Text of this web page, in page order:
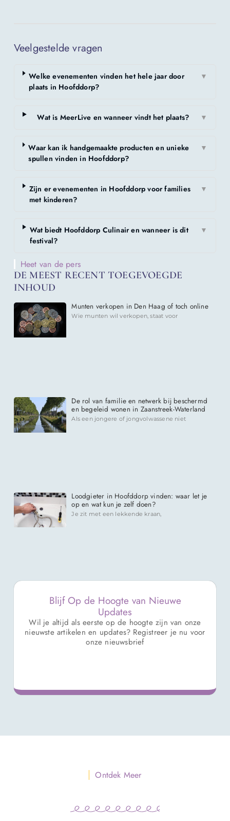
Veelgestelde vragen
Welke evenementen vinden het hele jaar door
plaats in Hoofddorp?
▼
Wat is MeerLive en wanneer vindt het plaats? ▼
Waar kan ik handgemaakte producten en unieke
spullen vinden in Hoofddorp?
▼
Zijn er evenementen in Hoofddorp voor families
met kinderen?
▼
Wat biedt Hoofddorp Culinair en wanneer is dit
festival?
▼
Heet van de pers
DE MEEST RECENT TOEGEVOEGDE
INHOUD
Munten verkopen in Den Haag of toch online
Wie munten wil verkopen, staat voor
De rol van familie en netwerk bij beschermd
en begeleid wonen in Zaanstreek-Waterland
Als een jongere of jongvolwassene niet
Loodgieter in Hoofddorp vinden: waar let je
op en wat kun je zelf doen?
Je zit met een lekkende kraan,
Blijf Op de Hoogte van Nieuwe
Updates
Wil je altijd als eerste op de hoogte zijn van onze
nieuwste artikelen en updates? Registreer je nu voor
onze nieuwsbrief
Ontdek Meer